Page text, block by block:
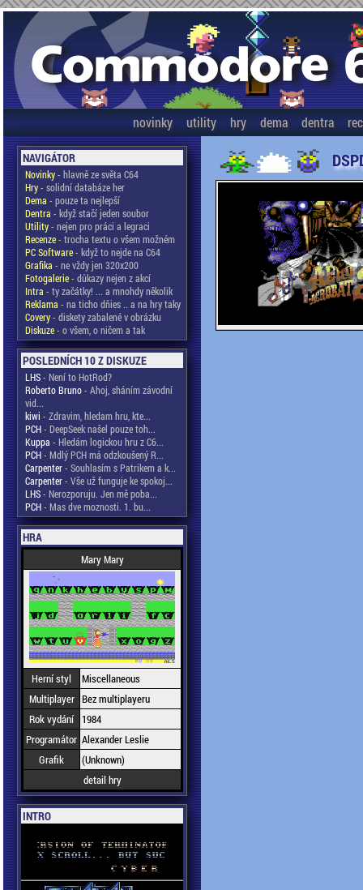
novinky utility hry dema dentra
NAVIGÁTOR
Novinky- hlavně ze světa C64
Hry- solidní databáze her
Dema - pouze ta nejlepší
Dentra - když stačí jeden soubor
Utility- nejen pro práci a legraci
Recenze- trocha textu o všem možném
PC Software- když to nejde na C64
Grafika - ne vždy jen 320x200
Fotogalerie- důkazy nejen z akcí
Intra - ty začátky! ... a mnohdy několik
Reklama - na ticho dňies .. a na hry taky
Covery- diskety zabalené v obrázku
Diskuze- o všem, o ničem a tak
POSLEDNÍCH 10 Z DISKUZE
LHS- Není to HotRod?
Roberto Bruno- Ahoj, sháním závodní
vid...
kiwi - Zdravim, hledam hru, kte...
PCH- DeepSeek našel pouze toh...
Kuppa - Hledám logickou hru z C6...
PCH- Mdlý PCH má odzkoušený R...
Carpenter- Souhlasím s Patrikem a k...
Carpenter- Vše už funguje ke spokoj...
LHS- Nerozporuju. Jen mě poba...
PCH- Mas dve moznosti. 1. bu...
HRA
Mary Mary
Herní styl
Miscellaneous
Multiplayer Bez multiplayeru
Rok vydání
1984
Programátor Alexander Leslie
Grafik
(Unknown)
detail hry
INTRO